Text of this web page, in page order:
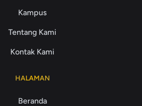
Kampus
Tentang Kami
Kontak Kami
HALAMAN
Beranda